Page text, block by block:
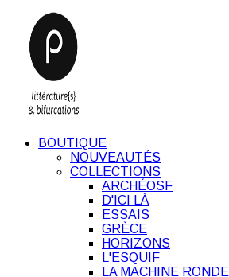
BOUTIQUE
NOUVEAUTÉS
COLLECTIONS
ARCHÉOSF
D'ICI LÀ
ESSAIS
GRÈCE
HORIZONS
L'ESQUIF
LA MACHINE RONDE